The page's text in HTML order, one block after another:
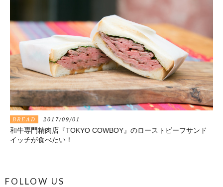
BREAD 2017/09/01
和牛専門精肉店『TOKYO COWBOY』のローストビーフサンド
イッチが食べたい！
FOLLOW US